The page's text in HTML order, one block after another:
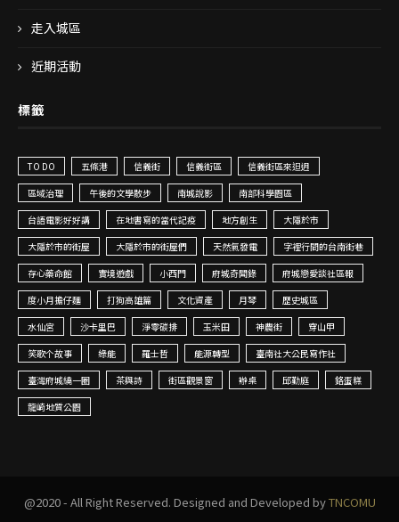
走入城區
近期活動
標籤
TO DO 五條港 信義街 信義街區
信義街區來𨑨迌
區域治理
午後的文學散步 南城說影
南部科學園區
台語電影好好講
在地書寫的當代記疫 地方創生
大隱於市
大隱於市的街屋
大隱於市的街屋們 天然氣發電
字裡行間的台南街巷
存心藥命館
實境遊戲 小西門 府城奇聞錄
府城戀愛談社區報
度小月擔仔麵
打狗高雄篇 文化資產 月琴
歷史城區
水仙宮
沙卡里巴 淨零碳排 玉米田 神農街
穿山甲
笑歌个故事
綠能 羅士哲 能源轉型
臺南社大公民寫作社
臺灣府城繞一圈
茶與詩 街區觀景窗 辦桌 邱勤庭
鉻蛋糕
龍崎地質公園
@2020 - All Right Reserved. Designed and Developed byTNCOMU